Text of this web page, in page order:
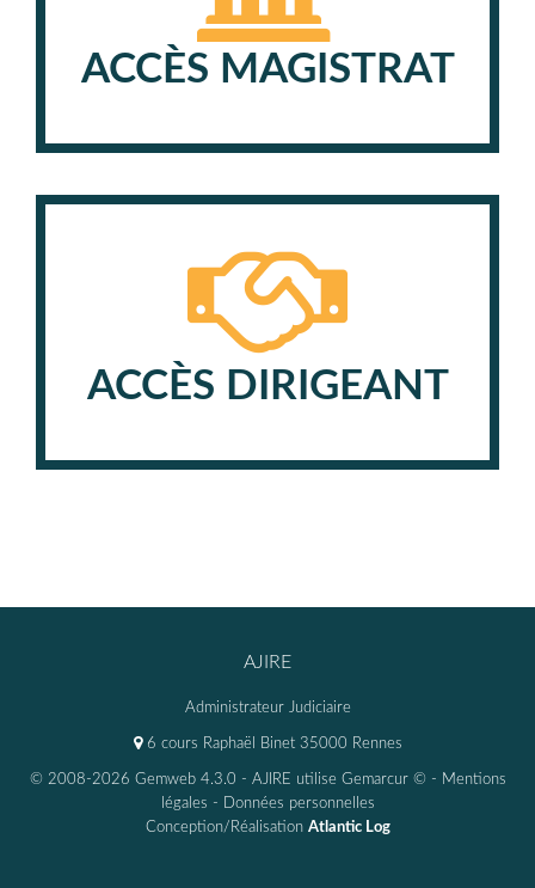
ACCÈS MAGISTRAT
ACCÈS DIRIGEANT
AJIRE
Administrateur Judiciaire
6 cours Raphaël Binet 35000 Rennes
© 2008-2026 Gemweb 4.3.0 - AJIRE utilise Gemarcur © - Mentions
légales - Données personnelles
Conception/Réalisation Atlantic Log